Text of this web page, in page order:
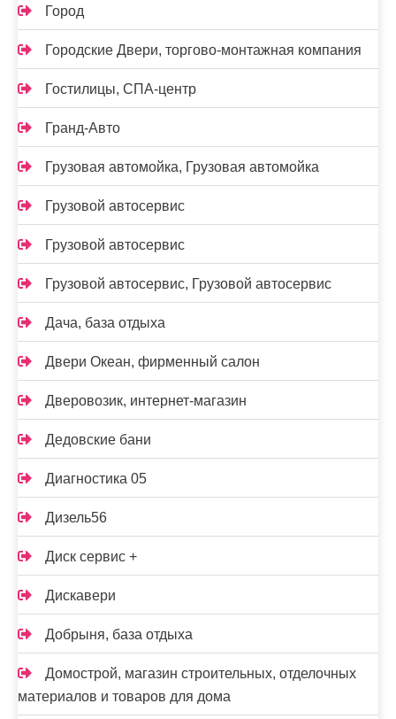
Город
Городские Двери, торгово-монтажная компания
Гостилицы, СПА-центр
Гранд-Авто
Грузовая автомойка, Грузовая автомойка
Грузовой автосервис
Грузовой автосервис
Грузовой автосервис, Грузовой автосервис
Дача, база отдыха
Двери Океан, фирменный салон
Дверовозик, интернет-магазин
Дедовские бани
Диагностика 05
Дизель56
Диск сервис +
Дискавери
Добрыня, база отдыха
Домострой, магазин строительных, отделочных
материалов и товаров для дома